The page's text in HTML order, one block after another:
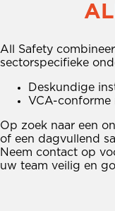
All Safety
sectorspecifieke
Deskundige
VCA-conforme
Op zoek naar een
of een dagvullend
Neem contact op
uw team veilig en